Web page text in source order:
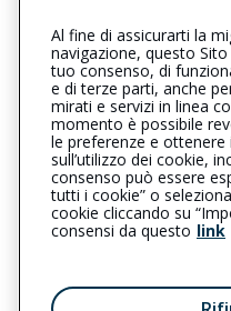
0689563251
illo@pecimprese.it
L’intermediario è soggetto al
Registro RUI al seguente
Privacy | Cookie
Al fine di assicurarti la
navigazione, questo
tuo consenso, di
e di terze parti, anche
mirati e servizi in linea
momento è possibile
le preferenze e
sull’utilizzo dei cookie,
consenso può essere
tutti i cookie” o
cookie cliccando su
consensi da questo link